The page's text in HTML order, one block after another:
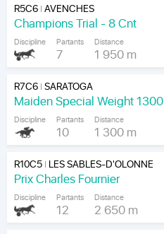
R5C6|AVENCHES
Champions Trial - 8 Cnt
Discipline Partants
7
Distance
1 950 m
R7C6|SARATOGA
Maiden Special Weight 1300
Discipline Partants
10
Distance
1 300 m
R10C5| LES SABLES-D'OLONNE
Prix Charles Fournier
Discipline Partants
12
Distance
2 650 m